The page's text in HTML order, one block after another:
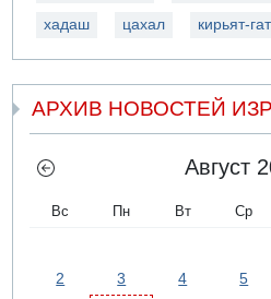
хадаш цахал кирьят-гат
АРХИВ НОВОСТЕЙ
Август
Вс Пн Вт Ср
2
3 4 5